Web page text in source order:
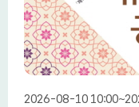
2026-08-10